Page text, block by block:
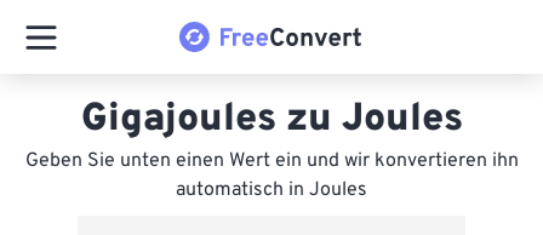
Gigajoules zu Joules
Geben Sie unten einen Wert ein und wir konvertieren ihn
automatisch in Joules